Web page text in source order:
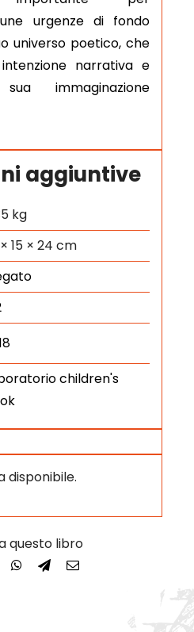
urgenze di fondo
universo poetico, che
narrativa e
immaginazione
aggiuntive
kg
× 15 × 24 cm
children's
disponibile.